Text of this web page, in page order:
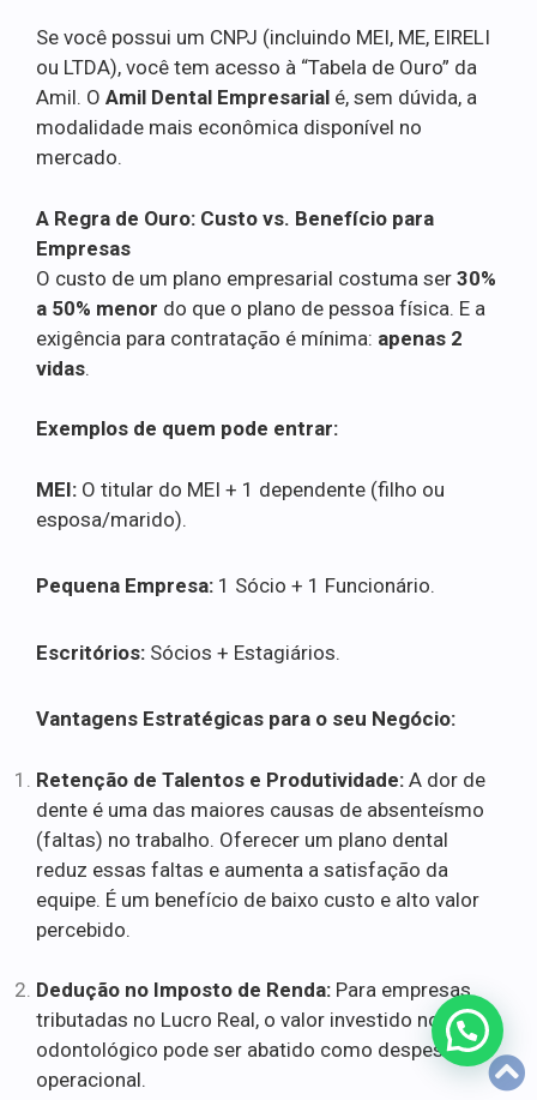
Se você possui um CNPJ (incluindo MEI, ME, EIRELI
ou LTDA), você tem acesso à “Tabela de Ouro” da
Amil. O Amil Dental Empresarial é, sem dúvida, a
modalidade mais econômica disponível no
mercado.
A Regra de Ouro: Custo vs. Benefício para
Empresas
O custo de um plano empresarial costuma ser 30%
a 50% menor do que o plano de pessoa física. E a
exigência para contratação é mínima: apenas 2
vidas.
Exemplos de quem pode entrar:
MEI: O titular do MEI + 1 dependente (filho ou
esposa/marido).
Pequena Empresa: 1 Sócio + 1 Funcionário.
Escritórios: Sócios + Estagiários.
Vantagens Estratégicas para o seu Negócio:
Retenção de Talentos e Produtividade: A dor de
dente é uma das maiores causas de absenteísmo
(faltas) no trabalho. Oferecer um plano dental
reduz essas faltas e aumenta a satisfação da
equipe. É um benefício de baixo custo e alto valor
percebido.
Dedução no Imposto de Renda: Para empresas
tributadas no Lucro Real, o valor investido no plano
odontológico pode ser abatido como despesa
operacional.